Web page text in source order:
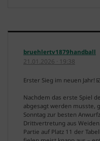
bruehlertv1879handball
21.01.2026 · 19:38
Erster Sieg im neuen Jahr!
Nachdem das erste Spiel
abgesagt werden musste,
Sonntag zur besten
Drittvertretung aus
Partie auf Platz 11 der